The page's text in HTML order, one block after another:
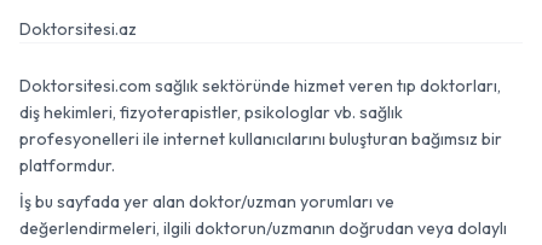
Doktorsitesi.az
Doktorsitesi.com sağlık sektöründe hizmet veren tıp doktorları,
diş hekimleri, fizyoterapistler, psikologlar vb. sağlık
profesyonelleri ile internet kullanıcılarını buluşturan bağımsız bir
platformdur.
İş bu sayfada yer alan doktor/uzman yorumları ve
değerlendirmeleri, ilgili doktorun/uzmanın doğrudan veya dolaylı